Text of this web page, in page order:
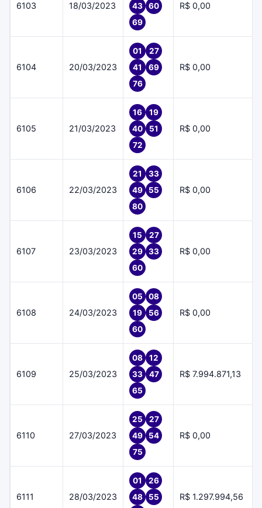
6103 18/03/2023
43
60
69
R$ 0,00
6104 20/03/2023
01
27
41
69
76
R$ 0,00
6105 21/03/2023
16
19
40
51
72
R$ 0,00
6106 22/03/2023
21
33
49
55
80
R$ 0,00
6107 23/03/2023
15
27
29
33
60
R$ 0,00
6108 24/03/2023
05
08
19
56
60
R$ 0,00
6109 25/03/2023
08
12
33
47
65
R$ 7.994.871,13
6110 27/03/2023
25
27
49
54
75
R$ 0,00
6111 28/03/2023
01
26
48
55
R$ 1.297.994,56